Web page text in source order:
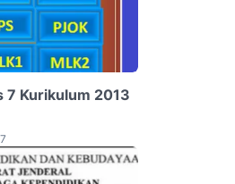
7 Kurikulum 2013